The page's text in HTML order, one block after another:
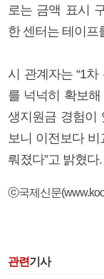
로는 금액 표시
한 센터는 테이프
시 관계자는 “1
를 넉넉히 확보해
생지원금 경험이
보니 이전보다
뤄졌다”고 밝혔다.
ⓒ국제신문
관련기사